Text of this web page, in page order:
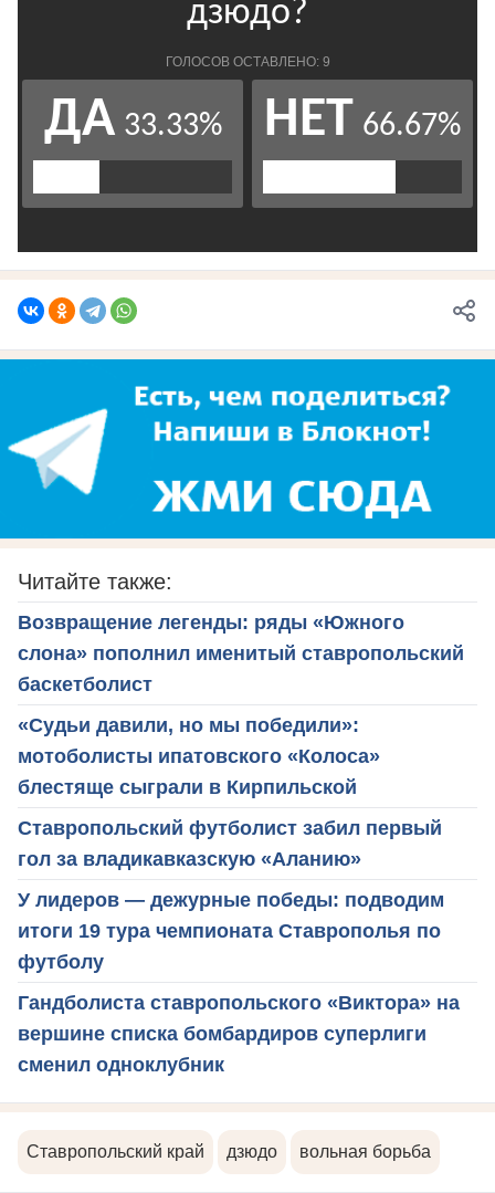
Читайте также:
Возвращение легенды: ряды «Южного
слона» пополнил именитый ставропольский
баскетболист
«Судьи давили, но мы победили»:
мотоболисты ипатовского «Колоса»
блестяще сыграли в Кирпильской
Ставропольский футболист забил первый
гол за владикавказскую «Аланию»
У лидеров — дежурные победы: подводим
итоги 19 тура чемпионата Ставрополья по
футболу
Гандболиста ставропольского «Виктора» на
вершине списка бомбардиров суперлиги
сменил одноклубник
Ставропольский край дзюдо вольная борьба